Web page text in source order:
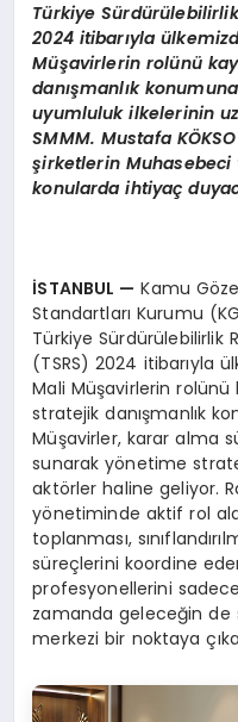
Türkiye Sürdürülebilirlik
2024 itibarıyla
Müşavirlerin rolünü
danışmanlık
uyumluluk ilkelerinin
SMMM. Mustafa K
şirketlerin Muhasebeci
konularda ihtiyaç
İSTANBUL — Kamu
Standartları Kurumu
Türkiye Sürdürülebilirlik
(TSRS) 2024 itibarıyla
Mali Müşavirlerin rolünü
stratejik danışmanlık
Müşavirler, karar alma
sunarak yönetime
aktörler haline geliyor.
yönetiminde aktif rol
toplanması,
süreçlerini koordine
profesyonellerini
zamanda geleceğin
merkezi bir noktaya